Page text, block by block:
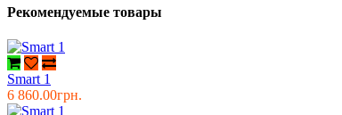
Рекомендуемые товары
Smart 1
6 860.00грн.